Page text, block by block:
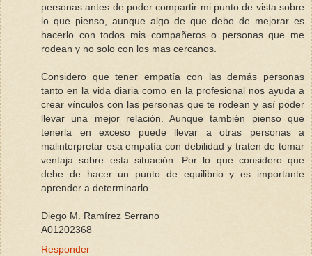
personas antes de poder compartir mi punto de vista sobre
lo que pienso, aunque algo de que debo de mejorar es
hacerlo con todos mis compañeros o personas que me
rodean y no solo con los mas cercanos.
Considero que tener empatía con las demás personas
tanto en la vida diaria como en la profesional nos ayuda a
crear vínculos con las personas que te rodean y así poder
llevar una mejor relación. Aunque también pienso que
tenerla en exceso puede llevar a otras personas a
malinterpretar esa empatía con debilidad y traten de tomar
ventaja sobre esta situación. Por lo que considero que
debe de hacer un punto de equilibrio y es importante
aprender a determinarlo.
Diego M. Ramírez Serrano
A01202368
Responder